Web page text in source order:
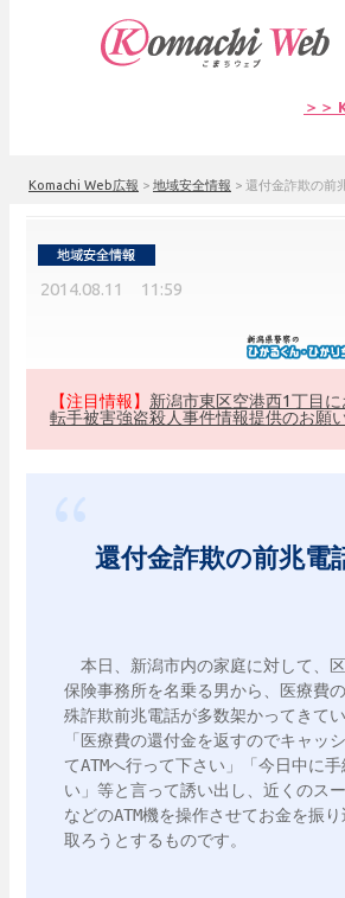
＞＞
Komachi Web広報 > 地域安全情報 > 還付金詐欺の前
2014.08.11 11:59
【注目情報】 新潟市東区空港西1丁目
転手被害強盗殺人事件情報提供のお願
還付金詐欺の前兆電
本日、新潟市内の家庭に対して、
保険事務所を名乗る男から、医療費
殊詐欺前兆電話が多数架かってきてい
「医療費の還付金を返すのでキャッ
てATMへ行って下さい」「今日中に
い」等と言って誘い出し、近くのス
などのATM機を操作させてお金を振
取ろうとするものです。